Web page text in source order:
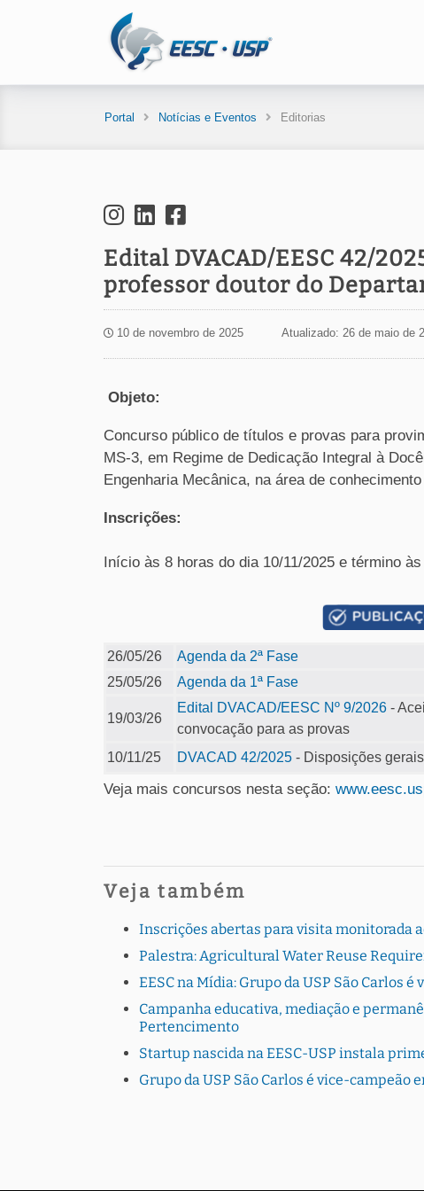
Portal Notícias e Eventos Editorias
Edital DVACAD/EESC 42/
professor doutor do
10 de novembro de 2025 Atualizado: 26 de maio de
Objeto:
Concurso público de títulos e provas para
MS-3, em Regime de Dedicação Integral à
Engenharia Mecânica, na área de
Inscrições:
Início às 8 horas do dia 10/11/2025 e término
26/05/26
Agenda da 2ª Fase
25/05/26
Agenda da 1ª Fase
19/03/26
Edital DVACAD/EESC Nº 9/2026 -
convocação para as provas
10/11/25
DVACAD 42/2025 - Disposições gerais
Veja mais concursos nesta seção:
Veja também
Inscrições abertas para visita monitorada
Palestra: Agricultural Water Reuse
EESC na Mídia: Grupo da USP São Carlos
Campanha educativa, mediação e
Pertencimento
Startup nascida na EESC-USP instala
Grupo da USP São Carlos é vice-